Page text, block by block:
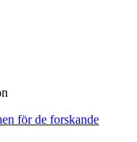
för de forskande